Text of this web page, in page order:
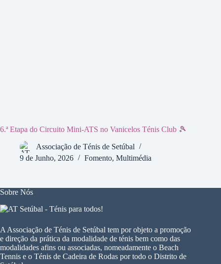
6.ª Etapa do Circuito Mini-ATS no Vanicelos Ténis Club 🎾
Associação de Ténis de Setúbal
9 de Junho, 2026
Fomento, Multimédia
Sobre Nós
A Associação de Ténis de Setúbal tem por objeto a promoção
e direção da prática da modalidade de ténis bem como das
modalidades afins ou associadas, nomeadamente o Beach
Tennis e o Ténis de Cadeira de Rodas por todo o Distrito de